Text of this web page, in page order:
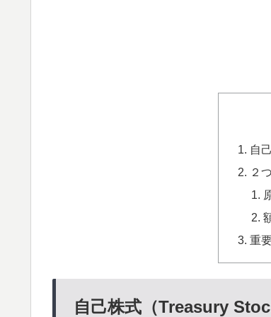
自
２
重
自己株式（Treasury